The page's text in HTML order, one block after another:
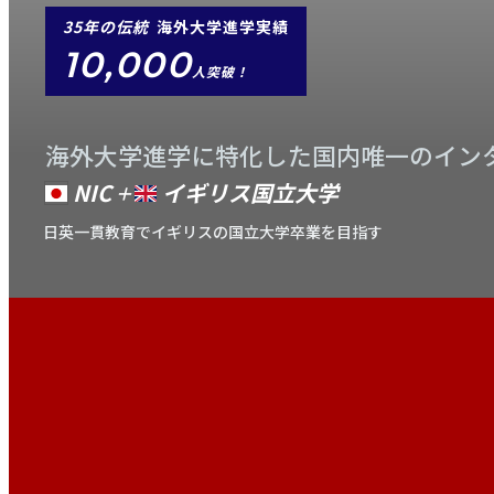
35年の伝統 海外大学進学実績
10,000人突破！
海外大学進学に特化した国内唯一のイ
NIC＋ イギリス国立大学
日英一貫教育でイギリスの国立大学卒業を目指す